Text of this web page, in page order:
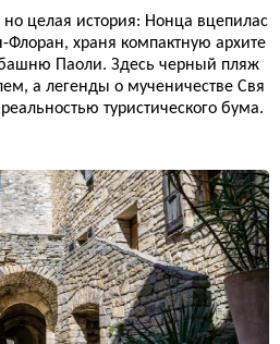
целая история: Нонца вцепилас
Флоран, храня компактную архите
башню Паоли. Здесь черный пляж
а легенды о мученичестве Свя
туристического бума.